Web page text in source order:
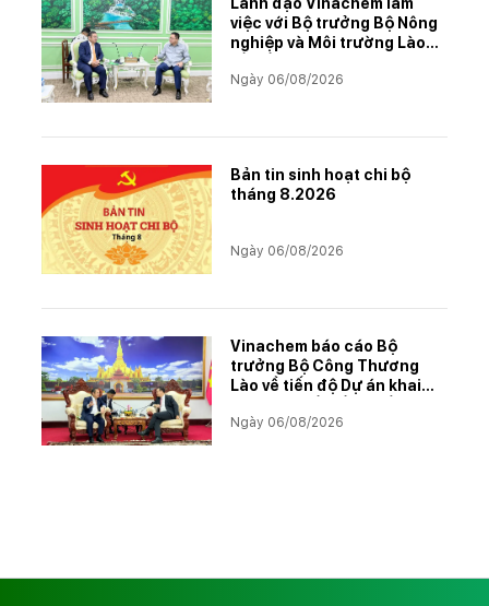
việc với Bộ trưởng Bộ Nông
nghiệp và Môi trường Lào
Ngày 06/08/2026
Bản tin sinh hoạt chi bộ
tháng 8.2026
Ngày 06/08/2026
Vinachem báo cáo Bộ
trưởng Bộ Công Thương
Lào về tiến độ Dự án khai
Kali
Ngày 06/08/2026